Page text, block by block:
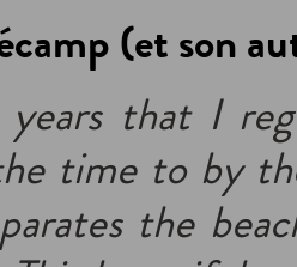
(et son
years that I
time to by
the